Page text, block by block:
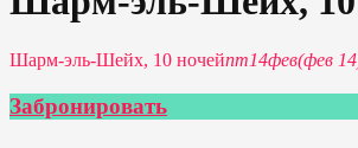
Шарм-эль-Шейх, 10 ночейпт14фев(фев
Забронировать